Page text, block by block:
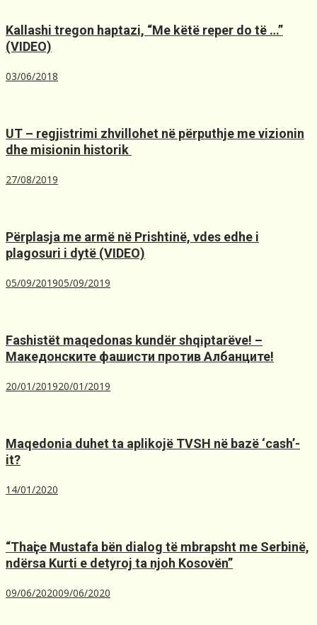
Kallashi tregon haptazi, “Me kёtё reper do tё …”
(VIDEO)
03/06/2018
UT – regjistrimi zhvillohet në përputhje me vizionin
dhe misionin historik ️
27/08/2019
Përplasja me armë në Prishtinë, ​vdes edhe i
plagosuri i dytë (VIDEO)
05/09/201905/09/2019
Fashistët maqedonas kundër shqiptarëve! –
Македонските фашисти против Албанците!
20/01/201920/01/2019
Maqedonia duhet ta aplikojë TVSH nё bazё ‘cash’-
it?
14/01/2020
“Thaҫi e Mustafa bën dialog të mbrapsht me Serbinë,
ndërsa Kurti e detyroj ta njoh Kosovën”
09/06/202009/06/2020